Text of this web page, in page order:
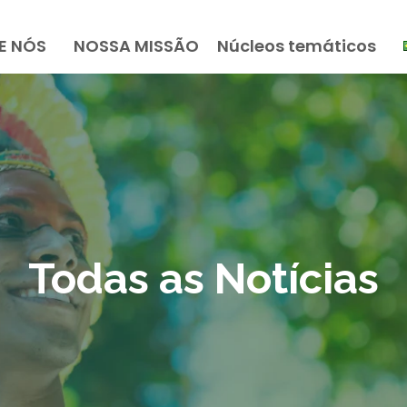
NÓS NOSSA MISSÃO Núcleos temáticos
Todas as Notícias